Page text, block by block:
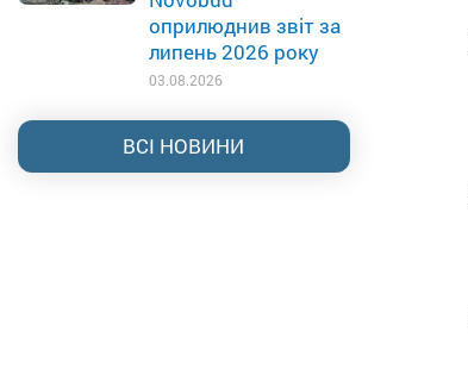
оприлюднив звіт за
липень 2026 року
03.08.2026
ВСІ НОВИНИ